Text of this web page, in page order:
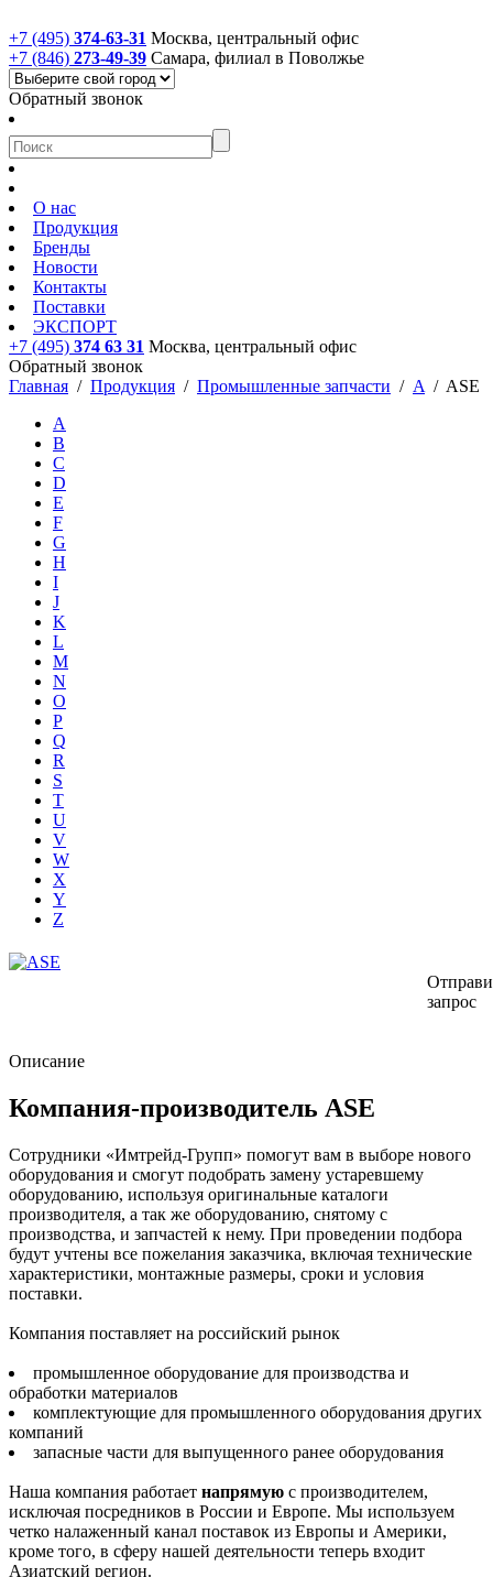
+7 (495) 374-63-31 Москва, центральный офис
+7 (846) 273-49-39 Самара, филиал в Поволжье
Обратный звонок
О нас
Продукция
Бренды
Новости
Контакты
Поставки
ЭКСПОРТ
+7 (495) 374 63 31 Москва, центральный офис
Обратный звонок
Главная / Продукция / Промышленные запчасти / A / ASE
A
B
C
D
E
F
G
H
I
J
K
L
M
N
O
P
Q
R
S
T
U
V
W
X
Y
Z
запрос
Описание
Компания-производитель ASE
Сотрудники «Имтрейд-Групп» помогут вам в выборе нового
оборудования и смогут подобрать замену устаревшему
оборудованию, используя оригинальные каталоги
производителя, а так же оборудованию, снятому с
производства, и запчастей к нему. При проведении подбора
будут учтены все пожелания заказчика, включая технические
характеристики, монтажные размеры, сроки и условия
поставки.
Компания поставляет на российский рынок
промышленное оборудование для производства и
обработки материалов
комплектующие для промышленного оборудования других
компаний
запасные части для выпущенного ранее оборудования
Наша компания работает напрямую с производителем,
исключая посредников в России и Европе. Мы используем
четко налаженный канал поставок из Европы и Америки,
кроме того, в сферу нашей деятельности теперь входит
Азиатский регион.